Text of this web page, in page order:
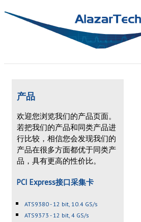
产品
欢迎您浏览我们的产品页面。
若把我们的产品和同类产品进
行比较，相信您会发现我们的
产品在很多方面都优于同类产
品，具有更高的性价比。
PCI Express接口采集卡
ATS9380 - 12 bit, 10.4 GS/s
ATS9373 - 12 bit, 4 GS/s